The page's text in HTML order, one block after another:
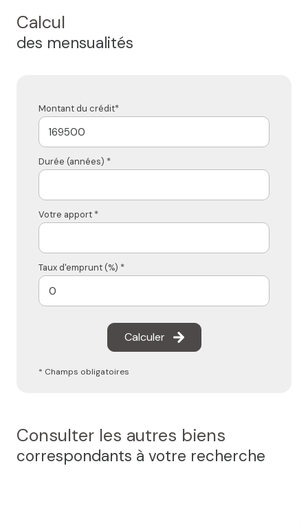
Calcul
des mensualités
Montant du crédit*
Durée (années) *
Votre apport *
Taux d'emprunt (%) *
Calculer
* Champs obligatoires
Consulter les autres biens
correspondants à votre recherche